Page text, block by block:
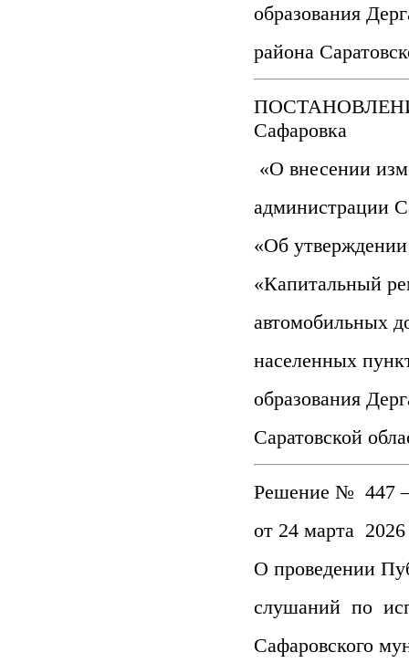
образования
района
Сафаровка
«О внесении
администрации
«Об
«Капитальный
автомобильных
населенных
образования
Саратовской
Решение № 447
от 24 марта 2026
О проведении
слушаний по
Сафаровского